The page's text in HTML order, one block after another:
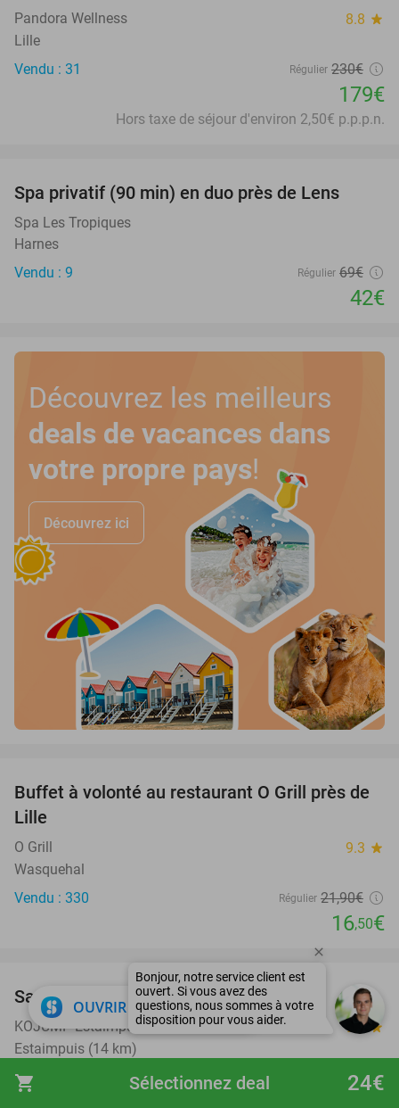
shopping_cart 24€
Sélectionnez deal
Pandora Wellness 8.8 star
Lille
Vendu : 31
Régulier 230€
179€
Hors taxe de séjour d'environ 2,50€ p.p.p.n.
Spa privatif (90 min) en duo près de Lens
Spa Les Tropiques
Harnes
Vendu : 9
Régulier 69€
42€
Découvrez les meilleurs
deals de vacances dans
votre propre pays!
Découvrez ici
25%
Buffet à volonté au restaurant O Grill près de
Lille
O Grill 9.3 star
Wasquehal
Vendu : 330
Régulier 21,90€
16,50€
39%
Saut libre (2 heures) + boisson au choix
KOJUMP Estaimpuis 9.7 star
Estaimpuis (14 km)
Vendu : 1.036
,50€
OUVRIR DANS L'APPLI close